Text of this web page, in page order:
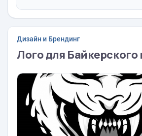
Дизайн и Брендинг
Лого для Байкерского